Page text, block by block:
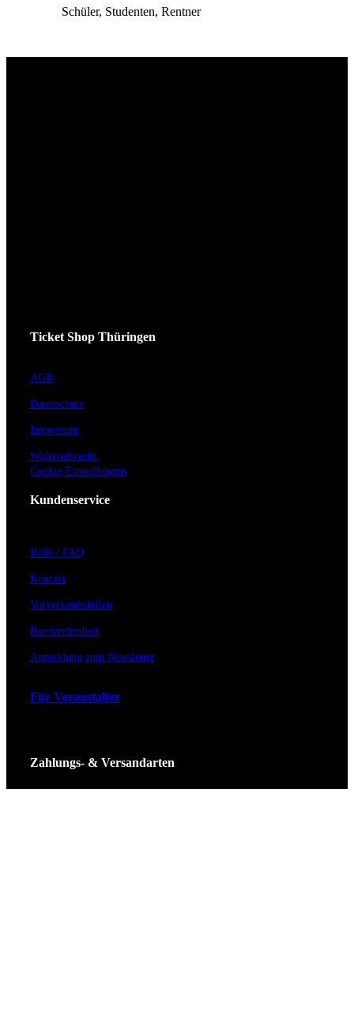
Schüler, Studenten, Rentner
Ticket Shop Thüringen
AGB
Datenschutz
Impressum
Widerrufsrecht
Cookie-Einstellungen
Kundenservice
Hilfe / FAQ
Kontakt
Vorverkaufsstellen
Barrierefreiheit
Anmeldung zum Newsletter
Für Veranstalter
Zahlungs- & Versandarten